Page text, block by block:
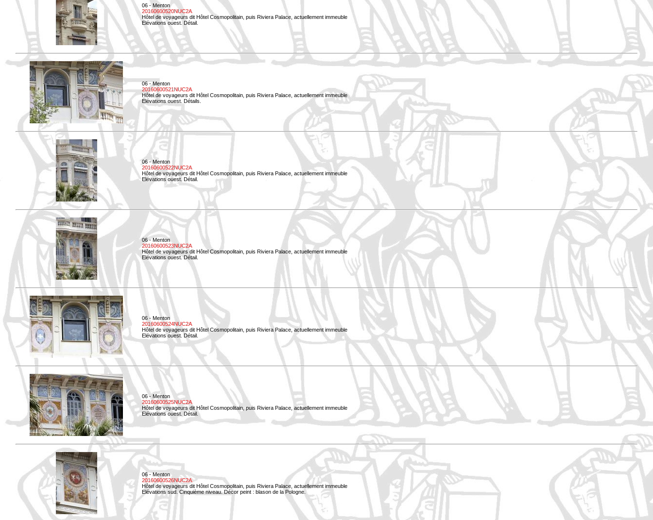
06 - Menton
20160600520NUC2A
Hôtel de voyageurs dit Hôtel Cosmopolitain, puis Riviera Palace, actuellement immeuble
Elévations ouest. Détail.
06 - Menton
20160600521NUC2A
Hôtel de voyageurs dit Hôtel Cosmopolitain, puis Riviera Palace, actuellement immeuble
Elévations ouest. Détails.
06 - Menton
20160600522NUC2A
Hôtel de voyageurs dit Hôtel Cosmopolitain, puis Riviera Palace, actuellement immeuble
Elévations ouest. Détail.
06 - Menton
20160600523NUC2A
Hôtel de voyageurs dit Hôtel Cosmopolitain, puis Riviera Palace, actuellement immeuble
Elévations ouest. Détail.
06 - Menton
20160600524NUC2A
Hôtel de voyageurs dit Hôtel Cosmopolitain, puis Riviera Palace, actuellement immeuble
Elévations ouest. Détail.
06 - Menton
20160600525NUC2A
Hôtel de voyageurs dit Hôtel Cosmopolitain, puis Riviera Palace, actuellement immeuble
Elévations ouest. Détail.
06 - Menton
20160600526NUC2A
Hôtel de voyageurs dit Hôtel Cosmopolitain, puis Riviera Palace, actuellement immeuble
Elévations sud. Cinquième niveau. Décor peint : blason de la Pologne.